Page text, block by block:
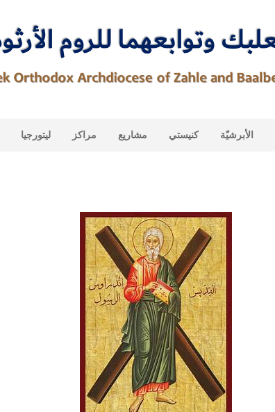
ليتورجيا مراكز مشاريع كنيستي الأبرشيّة